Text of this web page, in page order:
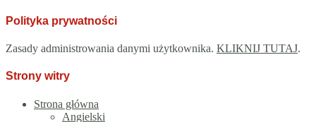
Polityka prywatności
Zasady administrowania danymi użytkownika. KLIKNIJ TUTAJ.
Strony witry
Strona główna
Angielski